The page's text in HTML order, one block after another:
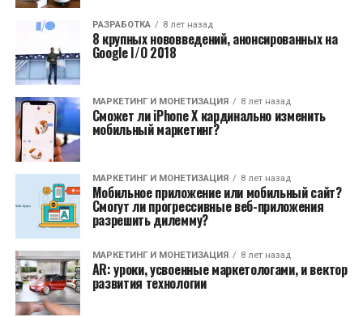
РАЗРАБОТКА 8 лет назад
8 крупных нововведений, анонсированных на
Google I/O 2018
МАРКЕТИНГ И МОНЕТИЗАЦИЯ 8 лет назад
Сможет ли iPhone X кардинально изменить
мобильный маркетинг?
МАРКЕТИНГ И МОНЕТИЗАЦИЯ 8 лет назад
Мобильное приложение или мобильный сайт?
Смогут ли прогрессивные веб-приложения
разрешить дилемму?
МАРКЕТИНГ И МОНЕТИЗАЦИЯ 8 лет назад
AR: уроки, усвоенные маркетологами, и вектор
развития технологии